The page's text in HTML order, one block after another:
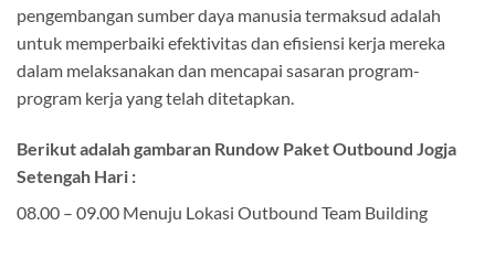
pengembangan sumber daya manusia termaksud adalah
untuk memperbaiki efektivitas dan efisiensi kerja mereka
dalam melaksanakan dan mencapai sasaran program-
program kerja yang telah ditetapkan.
Berikut adalah gambaran Rundow Paket Outbound Jogja
Setengah Hari :
08.00 – 09.00 Menuju Lokasi Outbound Team Building